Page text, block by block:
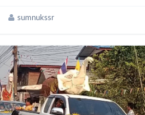
sumnukssr